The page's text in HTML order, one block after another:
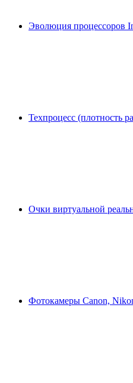
Эволюция процессоров
Техпроцесс (плотность
Очки виртуальной
Фотокамеры Canon,